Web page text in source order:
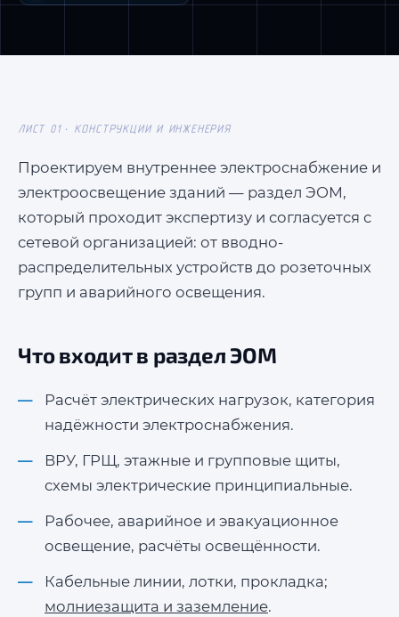
Отправить →
ЛИСТ 01 · КОНСТРУКЦИИ И ИНЖЕНЕРИЯ
Проектируем внутреннее электроснабжение и
электроосвещение зданий — раздел ЭОМ,
который проходит экспертизу и согласуется с
сетевой организацией: от вводно-
распределительных устройств до розеточных
групп и аварийного освещения.
Что входит в раздел ЭОМ
Расчёт электрических нагрузок, категория
надёжности электроснабжения.
ВРУ, ГРЩ, этажные и групповые щиты,
схемы электрические принципиальные.
Рабочее, аварийное и эвакуационное
освещение, расчёты освещённости.
Кабельные линии, лотки, прокладка;
молниезащита и заземление.